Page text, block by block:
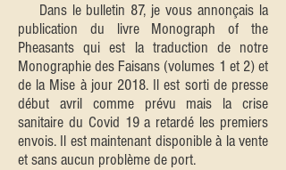
Dans le bulletin 87, je vous annonçais la
publication du livre Monograph of the
Pheasants qui est la traduction de notre
Monographie des Faisans (volumes 1 et 2) et
de la Mise à jour 2018. Il est sorti de presse
début avril comme prévu mais la crise
sanitaire du Covid 19 a retardé les premiers
envois. Il est maintenant disponible à la vente
et sans aucun problème de port.